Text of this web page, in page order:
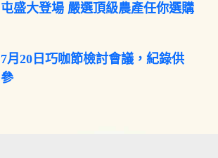
屯盛大登場 嚴選頂級農產任你選購
7月20日巧咖節檢討會議，紀錄供
參